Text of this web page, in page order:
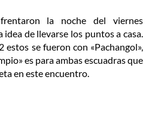
la noche del viernes
de llevarse los puntos a casa.
se fueron con «Pachangol»,
es para ambas escuadras que
en este encuentro.